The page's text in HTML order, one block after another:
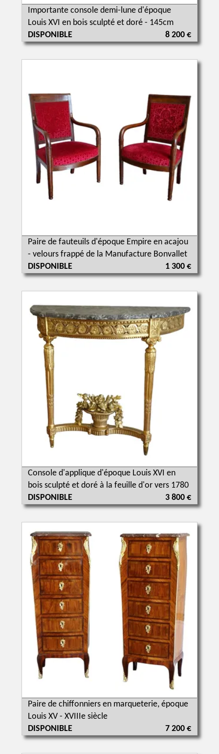
Importante console demi-lune d'époque
Louis XVI en bois sculpté et doré - 145cm
DISPONIBLE
8 200 €
Paire de fauteuils d'époque Empire en acajou
- velours frappé de la Manufacture Bonvallet
DISPONIBLE
1 300 €
Console d'applique d'époque Louis XVI en
bois sculpté et doré à la feuille d'or vers 1780
DISPONIBLE
3 800 €
Paire de chiffonniers en marqueterie, époque
Louis XV - XVIIIe siècle
DISPONIBLE
7 200 €